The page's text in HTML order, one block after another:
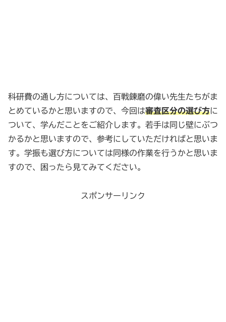
科研費の通し方については、百戦錬磨の偉い先生たちがま
とめているかと思いますので、今回は審査区分の選び方に
ついて、学んだことをご紹介します。若手は同じ壁にぶつ
かるかと思いますので、参考にしていただければと思いま
す。学振も選び方については同様の作業を行うかと思いま
すので、困ったら見てみてください。
スポンサーリンク